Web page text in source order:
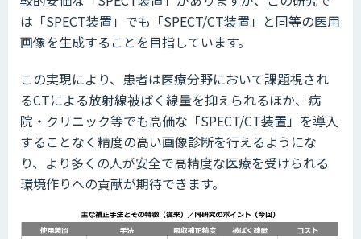
は「SPECT装置」でも「SPECT/CT装置」と同等の医用
画像を生成することを目指しています。
この実現により、患者は医療分野において課題視され
るCTによる放射線被ばく線量を抑えられるほか、病
院・クリニック等でも高価な「SPECT/CT装置」を導入
することなく精度の高い画像診断を行えるようにな
り、より多くの人が安全で高精度な医療を受けられる
環境作りへの貢献が期待できます。